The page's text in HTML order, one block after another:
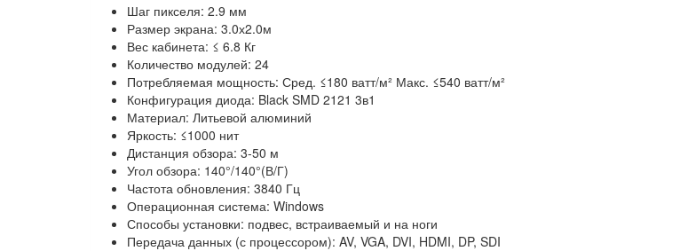
Шаг пикселя: 2.9 мм
Размер экрана: 3.0х2.0м
Вес кабинета: ≤ 6.8 Кг
Количество модулей: 24
Потребляемая мощность: Сред. ≤180 ватт/м² Макс. ≤540 ватт/м²
Конфигурация диода: Black SMD 2121 3в1
Материал: Литьевой алюминий
Яркость: ≤1000 нит
Дистанция обзора: 3-50 м
Угол обзора: 140°/140°(В/Г)
Частота обновления: 3840 Гц
Операционная система: Windows
Способы установки: подвес, встраиваемый и на ноги
Передача данных (с процессором): AV, VGA, DVI, HDMI, DP, SDI